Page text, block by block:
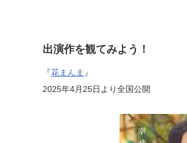
出演作を観てみよう！
『花まんま 』
2025年4月25日より全国公開